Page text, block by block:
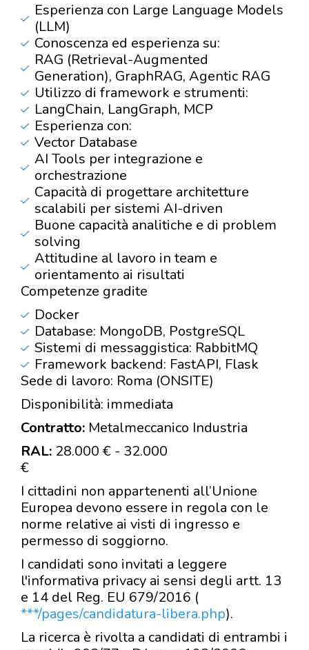
Esperienza con Large Language Models
(LLM)
Conoscenza ed esperienza su:
RAG (Retrieval-Augmented
Generation), GraphRAG, Agentic RAG
Utilizzo di framework e strumenti:
LangChain, LangGraph, MCP
Esperienza con:
Vector Database
AI Tools per integrazione e
orchestrazione
Capacità di progettare architetture
scalabili per sistemi AI-driven
Buone capacità analitiche e di problem
solving
Attitudine al lavoro in team e
orientamento ai risultati
Competenze gradite
Docker
Database: MongoDB, PostgreSQL
Sistemi di messaggistica: RabbitMQ
Framework backend: FastAPI, Flask
Sede di lavoro: Roma (ONSITE)
Disponibilità: immediata
Contratto: Metalmeccanico Industria
RAL: 28.000 € - 32.000
I cittadini non appartenenti all’Unione
Europea devono essere in regola con le
norme relative ai visti di ingresso e
permesso di soggiorno.
I candidati sono invitati a leggere
l'informativa privacy ai sensi degli artt. 13
e 14 del Reg. EU 679/2016 (
***/pages/candidatura-libera.php).
La ricerca è rivolta a candidati di entrambi i